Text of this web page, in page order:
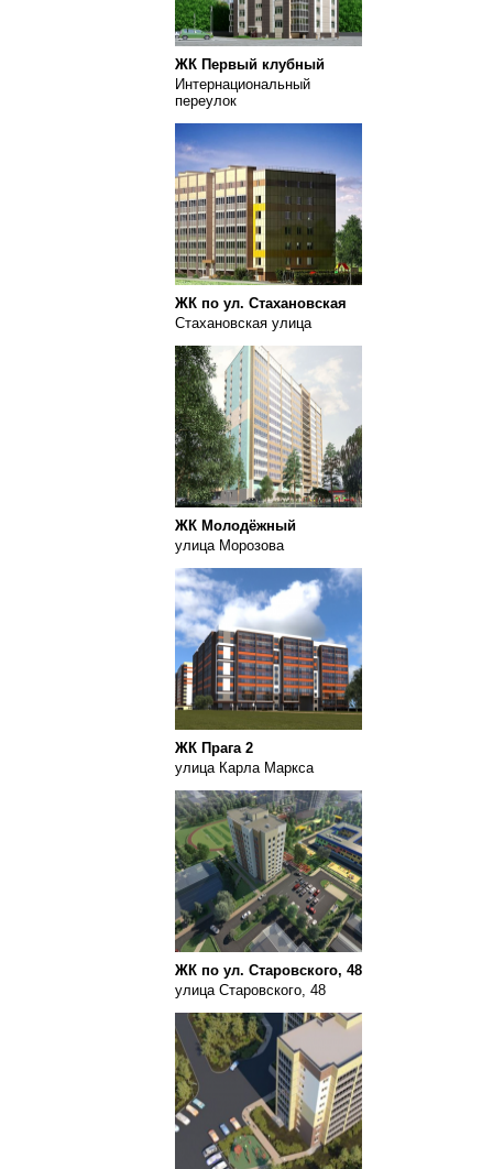
ЖК Первый клубный
Интернациональный
переулок
ЖК по ул. Стахановская
Стахановская улица
ЖК Молодёжный
улица Морозова
ЖК Прага 2
улица Карла Маркса
ЖК по ул. Старовского, 48
улица Старовского, 48